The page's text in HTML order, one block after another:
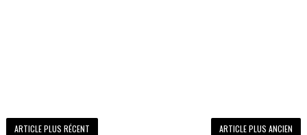
ARTICLE PLUS RÉCENT ARTICLE PLUS ANCIEN